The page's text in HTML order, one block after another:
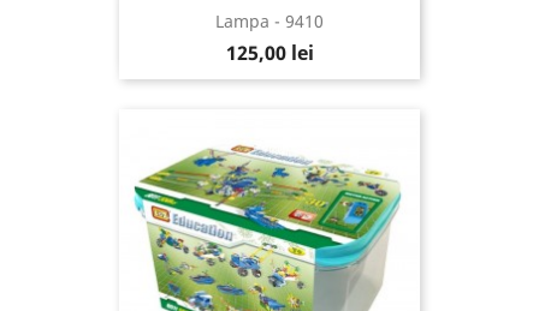
Lampa - 9410
125,00 lei